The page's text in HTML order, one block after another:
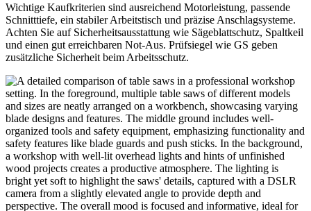
Wichtige Kaufkriterien sind ausreichend Motorleistung, passende
Schnitttiefe, ein stabiler Arbeitstisch und präzise Anschlagsysteme.
Achten Sie auf Sicherheitsausstattung wie Sägeblattschutz, Spaltkeil
und einen gut erreichbaren Not-Aus. Prüfsiegel wie GS geben
zusätzliche Sicherheit beim Arbeitsschutz.